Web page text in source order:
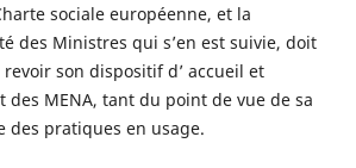
sociale européenne, et la
des Ministres qui s’en est suivie, doit
son dispositif d’ accueil et
des MENA, tant du point de vue de sa
des pratiques en usage.